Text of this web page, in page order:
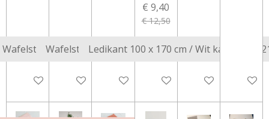
In winkelwagenIn winkelwagenIn winkelwagen
€ 9,40
€ 12,50
In winkelwagenBekijk details
In